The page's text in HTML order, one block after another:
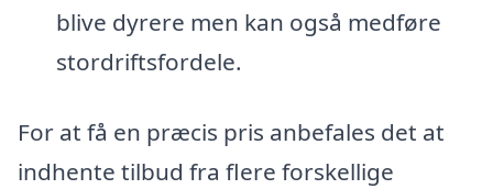
blive dyrere men kan også medføre
stordriftsfordele.
For at få en præcis pris anbefales det at
indhente tilbud fra flere forskellige